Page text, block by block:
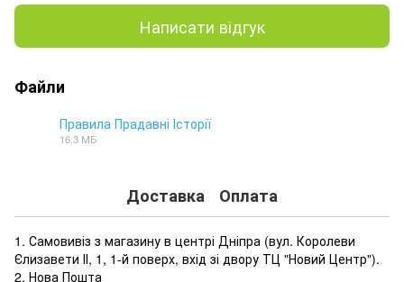
Написати відгук
Файли
Правила Прадавні Історії
16.3 МБ
Доставка Оплата
1. Самовивіз з магазину в центрі Дніпра (вул. Королеви
Єлизавети ІІ, 1, 1-й поверх, вхід зі двору ТЦ "Новий Центр").
2. Нова Пошта